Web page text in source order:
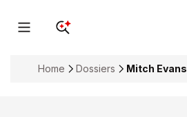
Home Dossiers Mitch Evans